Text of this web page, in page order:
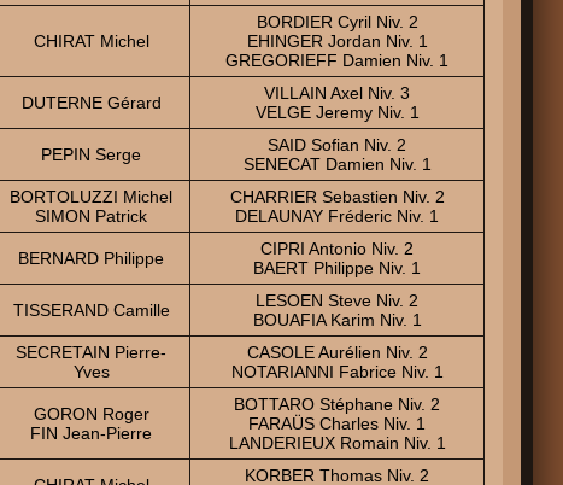
CHIRAT Michel
BORDIER Cyril Niv. 2
EHINGER Jordan Niv. 1
GREGORIEFF Damien Niv. 1
DUTERNE Gérard
VILLAIN Axel Niv. 3
VELGE Jeremy Niv. 1
PEPIN Serge
SAID Sofian Niv. 2
SENECAT Damien Niv. 1
BORTOLUZZI Michel
SIMON Patrick
CHARRIER Sebastien Niv. 2
DELAUNAY Fréderic Niv. 1
BERNARD Philippe
CIPRI Antonio Niv. 2
BAERT Philippe Niv. 1
TISSERAND Camille
LESOEN Steve Niv. 2
BOUAFIA Karim Niv. 1
SECRETAIN Pierre-
Yves
CASOLE Aurélien Niv. 2
NOTARIANNI Fabrice Niv. 1
GORON Roger
FIN Jean-Pierre
BOTTARO Stéphane Niv. 2
FARAÜS Charles Niv. 1
LANDERIEUX Romain Niv. 1
KORBER Thomas Niv. 2